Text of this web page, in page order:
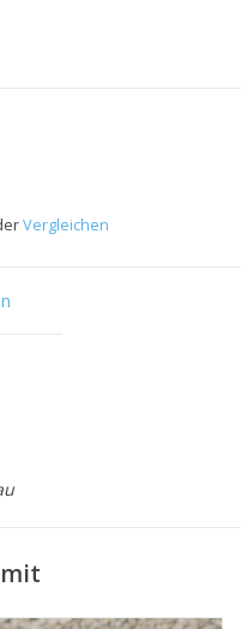
Vergleichen
von 60 cm. Der
cm. Dahlia 'Waltzing